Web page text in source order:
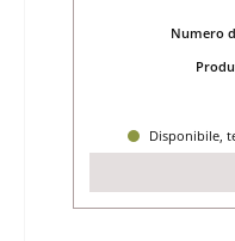
Numero
Disponibile,